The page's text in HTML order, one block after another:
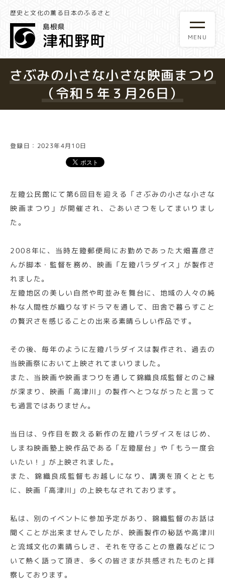
歴史と文化の薫る日本のふるさと
さぶみの小さな小さな映画まつり
（令和５年３月26日）
登録日：2023年4月10日
左鐙公民館にて第6回目を迎える「さぶみの小さな小さな
映画まつり」が開催され、ごあいさつをしてまいりまし
た。
2008年に、当時左鐙郵便局にお勤めであった大畑喜彦さ
んが脚本・監督を務め、映画「左鐙パラダイス」が製作さ
れました。
左鐙地区の美しい自然や町並みを舞台に、地域の人々の純
朴な人間性が織りなすドラマを通して、田舎で暮らすこと
の贅沢さを感じることの出来る素晴らしい作品です。
その後、毎年のように左鐙パラダイスは製作され、過去の
当映画祭において上映されてまいりました。
また、当映画や映画まつりを通して錦織良成監督とのご縁
が深まり、映画「高津川」の製作へとつながったと言って
も過言ではありません。
当日は、9作目を数える新作の左鐙パラダイスをはじめ、
しまね映画塾上映作品である「左鐙屋台」や「もう一度会
いたい！」が上映されました。
また、錦織良成監督もお越しになり、講演を頂くととも
に、映画「高津川」の上映もなされております。
私は、別のイベントに参加予定があり、錦織監督のお話は
聞くことが出来ませんでしたが、映画製作の秘話や高津川
と流域文化の素晴らしさ、それを守ることの意義などにつ
いて熱く語って頂き、多くの皆さまが共感されたものと拝
察しております。